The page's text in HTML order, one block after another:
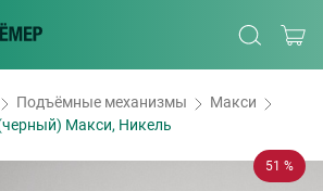
Подъёмные механизмы
Макси
Макси, Никель
51 %